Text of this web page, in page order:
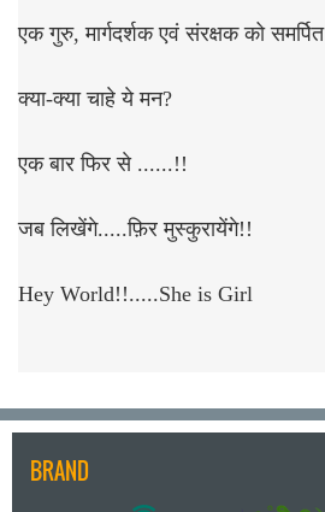
एक गुरु, मार्गदर्शक एवं संरक्षक को समर्पित
क्या-क्या चाहे ये मन?
एक बार फिर से ......!!
जब लिखेंगे.....फ़िर मुस्कुरायेंगे!!
Hey World!!.....She is Girl
BRAND